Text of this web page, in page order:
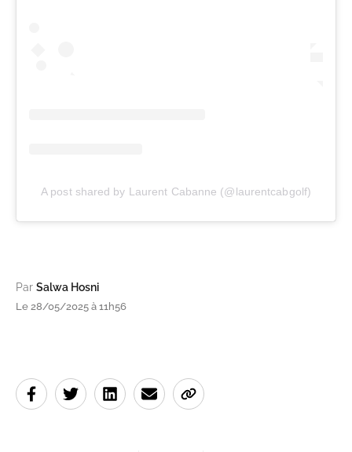
A post shared by Laurent Cabanne (@laurentcabgolf)
Par Salwa Hosni
Le 28/05/2025 à 11h56